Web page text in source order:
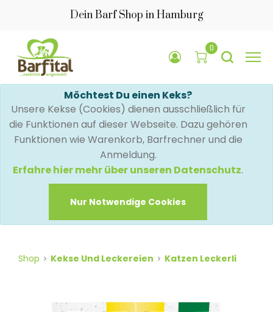
Dein Barf Shop in Hamburg
0
Möchtest Du einen Keks?
Unsere Kekse (Cookies) dienen ausschließlich für
die Funktionen auf dieser Webseite. Dazu gehören
Funktionen wie Warenkorb, Barfrechner und die
Anmeldung.
Erfahre hier mehr über unseren Datenschutz.
Nur Notwendige Cookies
Shop Kekse Und Leckereien Katzen Leckerli